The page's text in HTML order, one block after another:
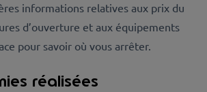
informations relatives aux prix du
d’ouverture et aux équipements
pour savoir où vous arrêter.
réalisées